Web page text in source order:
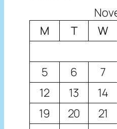
M
T W
5
6 7
12
13 14
19
20 21